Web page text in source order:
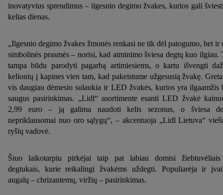
inovatyvius sprendimus – ilgesnio degimo žvakes, kurios gali
kelias dienas.
„Ilgesnio degimo žvakes žmonės renkasi ne tik dėl patogumo, bet ir
simbolinės prasmės – norisi, kad atminimo šviesa degtų kuo ilgiau.
tampa būdu parodyti pagarbą artimiesiems, o kartu išvengti
kelionių į kapines vien tam, kad pakeistume užgesusią žvakę.
vis daugiau dėmesio sulaukia ir LED žvakės, kurios yra ilgaamžis
saugus pasirinkimas. „Lidl“ asortimente esanti LED žvakė
2,99 euro – ją galima naudoti kelis sezonus, o šviesa
nepriklausomai nuo oro sąlygų“, – akcentuoja „Lidl Lietuva“
ryšių vadovė.
Šiuo laikotarpiu pirkėjai taip pat labiau domisi
degtukais, kurie reikalingi žvakėms uždegti. Populiarėja ir
augalų – chrizantemų, viržių – pasirinkimas.